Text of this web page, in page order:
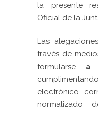
la presente
Oficial de la
Las
través de
formularse a
electrónico
normalizado